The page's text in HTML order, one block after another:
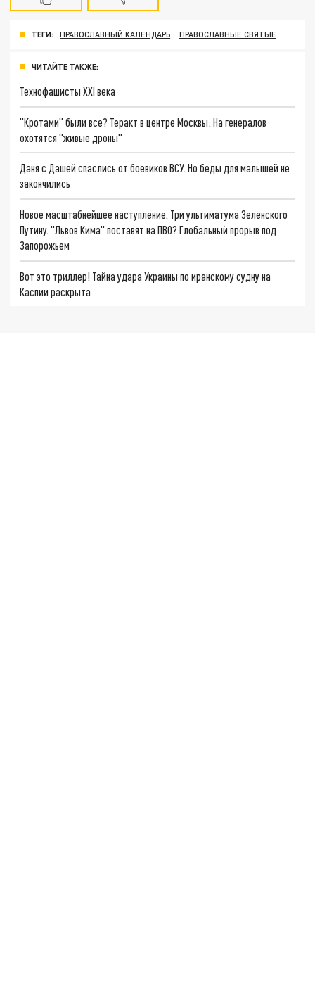
ТЕГИ: ПРАВОСЛАВНЫЙ КАЛЕНДАРЬ ПРАВОСЛАВНЫЕ СВЯТЫЕ
ЧИТАЙТЕ ТАКЖЕ:
Технофашисты XXI века
"Кротами" были все? Теракт в центре Москвы: На генералов
охотятся "живые дроны"
Даня с Дашей спаслись от боевиков ВСУ. Но беды для малышей не
закончились
Новое масштабнейшее наступление. Три ультиматума Зеленского
Путину. "Львов Кима" поставят на ПВО? Глобальный прорыв под
Запорожьем
Вот это триллер! Тайна удара Украины по иранскому судну на
Каспии раскрыта